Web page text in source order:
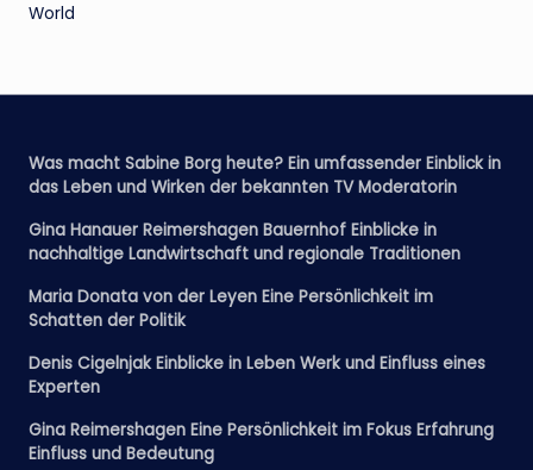
World
Was macht Sabine Borg heute? Ein umfassender Einblick in
das Leben und Wirken der bekannten TV Moderatorin
Gina Hanauer Reimershagen Bauernhof Einblicke in
nachhaltige Landwirtschaft und regionale Traditionen
Maria Donata von der Leyen Eine Persönlichkeit im
Schatten der Politik
Denis Cigelnjak Einblicke in Leben Werk und Einfluss eines
Experten
Gina Reimershagen Eine Persönlichkeit im Fokus Erfahrung
Einfluss und Bedeutung